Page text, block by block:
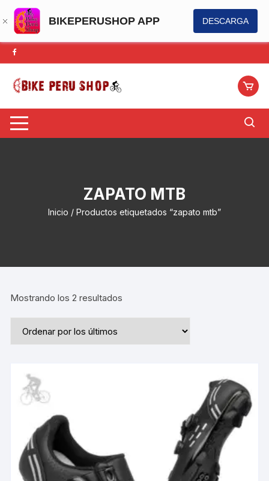
BIKEPERUSHOP APP DESCARGA
Saltar
al
contenido
ZAPATO MTB
Inicio / Productos etiquetados “zapato mtb”
Mostrando los 2 resultados